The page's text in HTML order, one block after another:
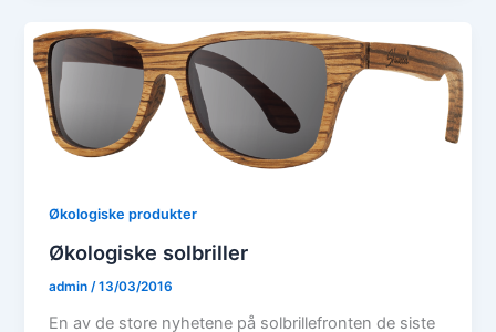
Økologiske produkter
Økologiske solbriller
admin/13/03/2016
En av de store nyhetene på solbrillefronten de siste